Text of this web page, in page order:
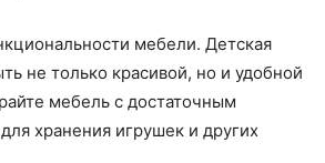
мебели. Детская
не только красивой, но и удобной
мебель с достаточным
хранения игрушек и других